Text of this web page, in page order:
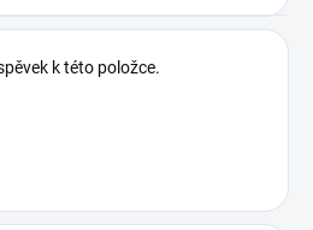
k této položce.